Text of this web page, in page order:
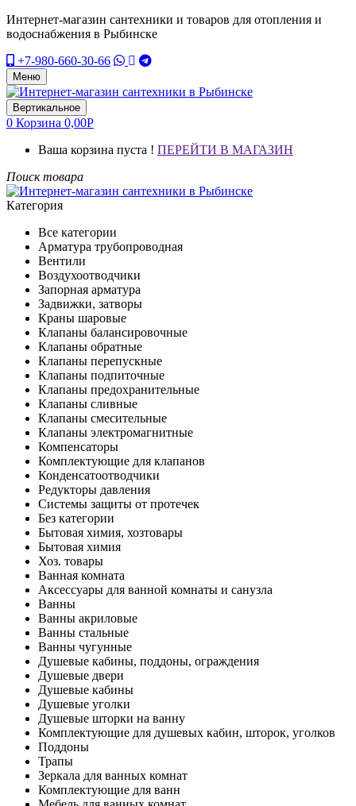
Интернет-магазин сантехники и товаров для отопления и
водоснабжения в Рыбинске
+7-980-660-30-66
Меню
Вертикальное
0 Корзина 0,00Р
Ваша корзина пуста ! ПЕРЕЙТИ В МАГАЗИН
Поиск товара
Категория
Все категории
Арматура трубопроводная
Вентили
Воздухоотводчики
Запорная арматура
Задвижки, затворы
Краны шаровые
Клапаны балансировочные
Клапаны обратные
Клапаны перепускные
Клапаны подпиточные
Клапаны предохранительные
Клапаны сливные
Клапаны смесительные
Клапаны электромагнитные
Компенсаторы
Комплектующие для клапанов
Конденсатоотводчики
Редукторы давления
Системы защиты от протечек
Без категории
Бытовая химия, хозтовары
Бытовая химия
Хоз. товары
Ванная комната
Аксессуары для ванной комнаты и санузла
Ванны
Ванны акриловые
Ванны стальные
Ванны чугунные
Душевые кабины, поддоны, ограждения
Душевые двери
Душевые кабины
Душевые уголки
Душевые шторки на ванну
Комплектующие для душевых кабин, шторок, уголков
Поддоны
Трапы
Зеркала для ванных комнат
Комплектующие для ванн